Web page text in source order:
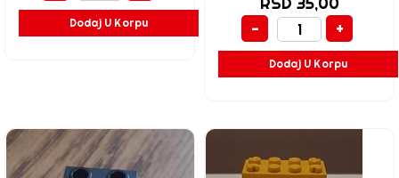
Dodaj U Korpu
-
+
Dodaj U Korpu